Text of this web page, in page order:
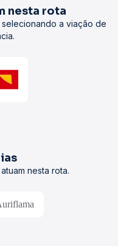
nesta rota
a viação de
nesta rota.